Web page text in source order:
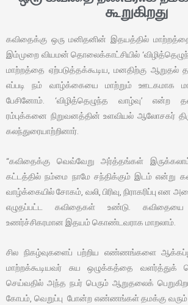
கூறுகிறது
கவிதைக்கு ஒரு மனிதனின் இதயத்தில் மாற்றத்தை
இம்முறை வியமன் தொலைக்காட்சியில்
மாற்றத்தை ஏற்படுத்தக்கூடிய, மனதிற்கு ஆறுதல்
எப்படி நம் வாழ்க்கையை மாற்றும் ஊடகமாக
பேசினோம். ‘விழித்தெழுந்த வாழ்வு’ என்ற
ரம்புக்கனை நிறுவனத்தின் உளவியல் ஆலோசகர்
கலந்துரையாற்றினார்.
“கவிதைக்கு வெவ்வேறு அர்த்தங்கள்
கட்டத்தில் நம்மை நாமே சந்திக்கும் இடம் என்று
வாழ்க்கையில் சோகம், வலி, பிரிவு, நிராகரிப்பு
எழுதப்பட்ட கவிதைகள் உண்டு. கவிதையை
உணர்ச்சிகரமான இதயம் கொண்டவராக மாறலாம்.
சில நிகழ்வுகளைப் பற்றிய எண்ணங்களை
மாற்றக்கூடியவர் சுய ஒழுக்கத்தை வளர்த்துக்
செய்வதில் அந்த நபர் பெரும் ஆறுதலைக்
கோபம், வெறுப்பு போன்ற எண்ணங்கள் தமக்கு வரும்